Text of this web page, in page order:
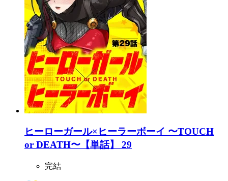
ヒーローガール×ヒーラーボーイ 〜TOUCH
or DEATH〜【単話】 29
完結